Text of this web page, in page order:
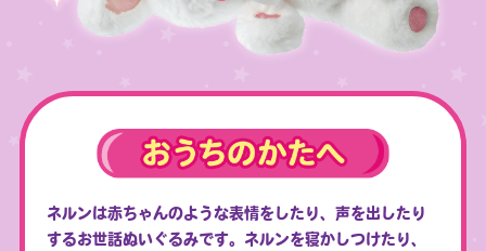
ネルンは赤ちゃんのような表情をしたり、声を出したり
するお世話ぬいぐるみです。ネルンを寝かしつけたり、